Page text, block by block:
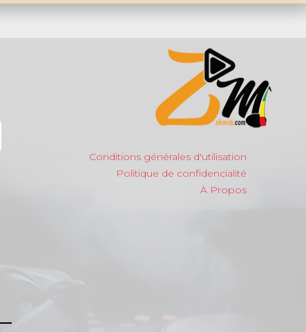
Conditions générales d'utilisation
Politique de confidencialité
À Propos